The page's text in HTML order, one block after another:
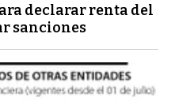
declarar renta del
sanciones